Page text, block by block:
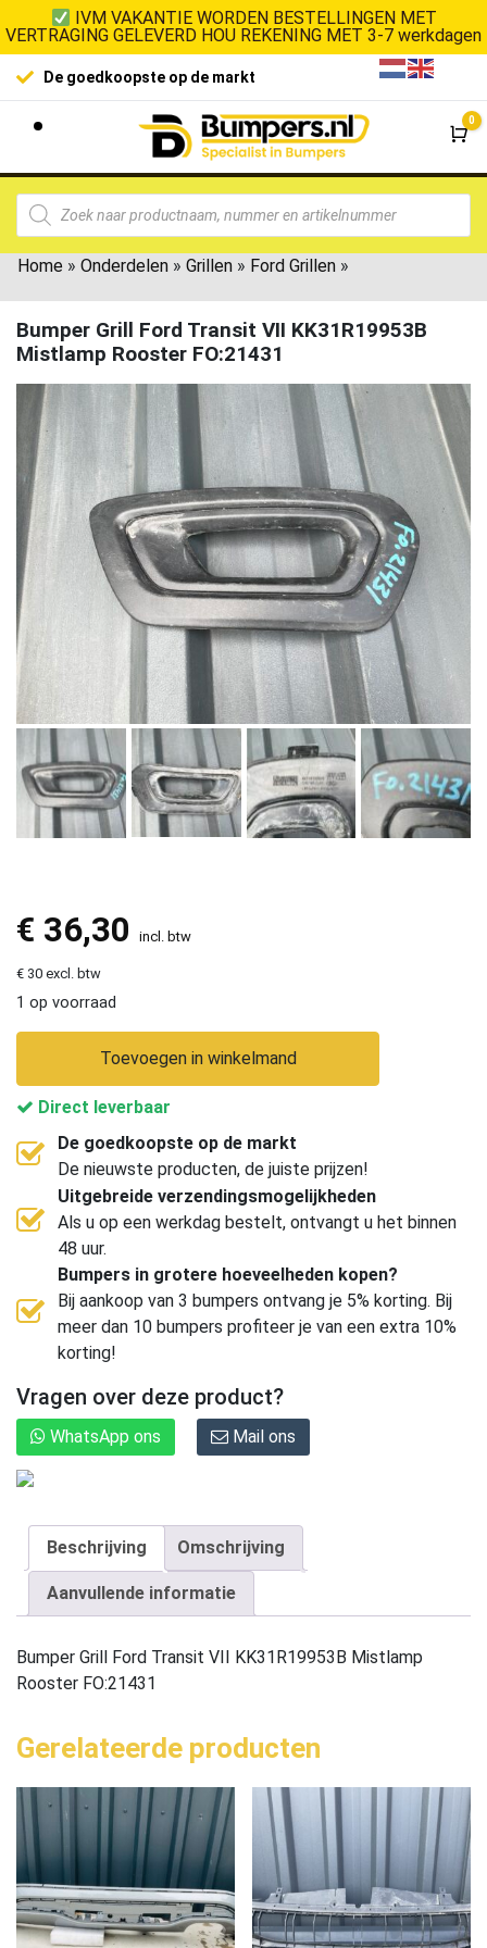
IVM VAKANTIE WORDEN BESTELLINGEN MET
VERTRAGING GELEVERD HOU REKENING MET 3-7 werkdagen
De goedkoopste op de markt
0
Home » Onderdelen » Grillen » Ford Grillen »
Bumper Grill Ford Transit VII KK31R19953B
Mistlamp Rooster FO:21431
€ 36,30 incl. btw
€ 30 excl. btw
1 op voorraad
Toevoegen in winkelmand
Direct leverbaar
De goedkoopste op de markt
De nieuwste producten, de juiste prijzen!
Uitgebreide verzendingsmogelijkheden
Als u op een werkdag bestelt, ontvangt u het binnen
48 uur.
Bumpers in grotere hoeveelheden kopen?
Bij aankoop van 3 bumpers ontvang je 5% korting. Bij
meer dan 10 bumpers profiteer je van een extra 10%
korting!
Vragen over deze product?
WhatsApp ons Mail ons
Beschrijving Omschrijving
Aanvullende informatie
Bumper Grill Ford Transit VII KK31R19953B Mistlamp
Rooster FO:21431
Gerelateerde producten